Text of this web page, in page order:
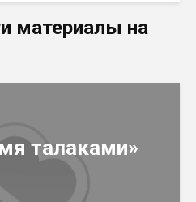
материалы на
талаками»